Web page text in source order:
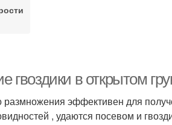
гвоздики в открытом
эффективен для
, удаются посевом и